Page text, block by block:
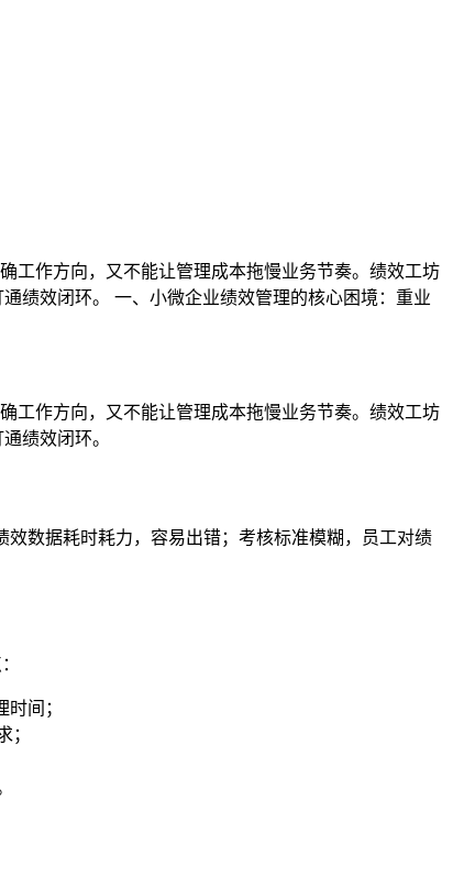
工作方向，又不能让管理成本拖慢业务节奏。绩效工坊
绩效闭环。 一、小微企业绩效管理的核心困境：重业
工作方向，又不能让管理成本拖慢业务节奏。绩效工坊
绩效闭环。
数据耗时耗力，容易出错；考核标准模糊，员工对绩
间；
；